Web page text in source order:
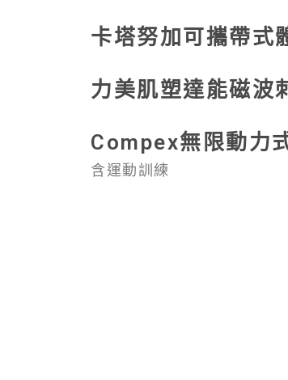
卡塔努加可攜帶式
力美肌塑達能磁波
Compex無限動力
含運動訓練